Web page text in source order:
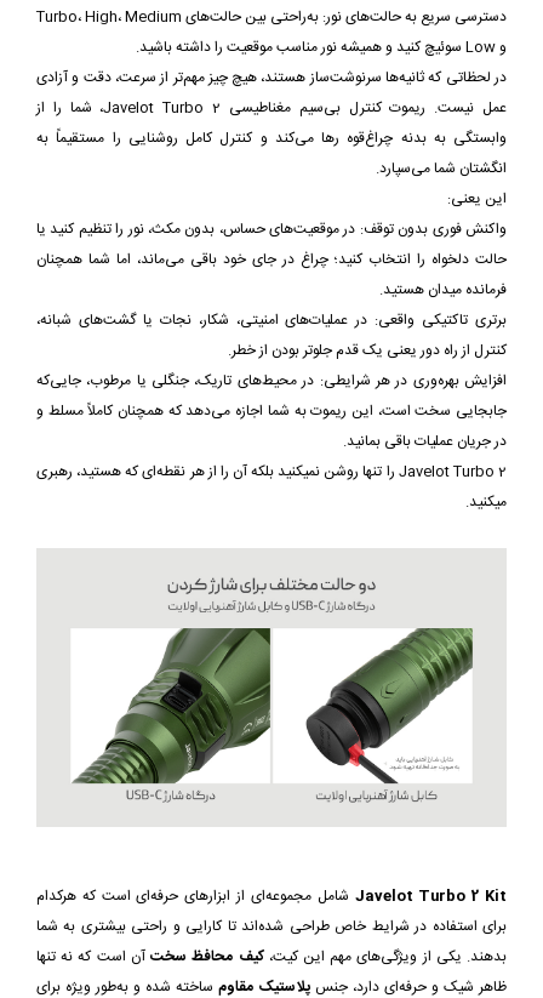
دسترسی سریع به حالت‌های نور: به‌راحتی بین حالت‌های Turbo، High، Medium
و Low سوئیچ کنید و همیشه نور مناسب موقعیت را داشته باشید.
در لحظاتی که ثانیه‌ها سرنوشت‌ساز هستند، هیچ چیز مهم‌تر از سرعت، دقت و آزادی
عمل نیست. ریموت کنترل بی‌سیم مغناطیسی Javelot Turbo 2، شما را از
وابستگی به بدنه چراغ‌قوه رها می‌کند و کنترل کامل روشنایی را مستقیماً به
انگشتان شما می‌سپارد.
این یعنی:
واکنش فوری بدون توقف: در موقعیت‌های حساس، بدون مکث، نور را تنظیم کنید یا
حالت دلخواه را انتخاب کنید؛ چراغ در جای خود باقی می‌ماند، اما شما همچنان
فرمانده میدان هستید.
برتری تاکتیکی واقعی: در عملیات‌های امنیتی، شکار، نجات یا گشت‌های شبانه،
کنترل از راه دور یعنی یک قدم جلوتر بودن از خطر.
افزایش بهره‌وری در هر شرایطی: در محیط‌های تاریک، جنگلی یا مرطوب، جایی‌که
جابجایی سخت است، این ریموت به شما اجازه می‌دهد که همچنان کاملاً مسلط و
در جریان عملیات باقی بمانید.
Javelot Turbo 2 را تنها روشن نمیکنید بلکه آن را از هر نقطه‌ای که هستید، رهبری
میکنید.
Javelot Turbo 2 Kit شامل مجموعه‌ای از ابزارهای حرفه‌ای است که هرکدام
برای استفاده در شرایط خاص طراحی شده‌اند تا کارایی و راحتی بیشتری به شما
بدهند. یکی از ویژگی‌های مهم این کیت،کیف محافظ سختآن است که نه تنها
ظاهر شیک و حرفه‌ای دارد، جنسپلاستیک مقاومساخته شده و به‌طور ویژه برای